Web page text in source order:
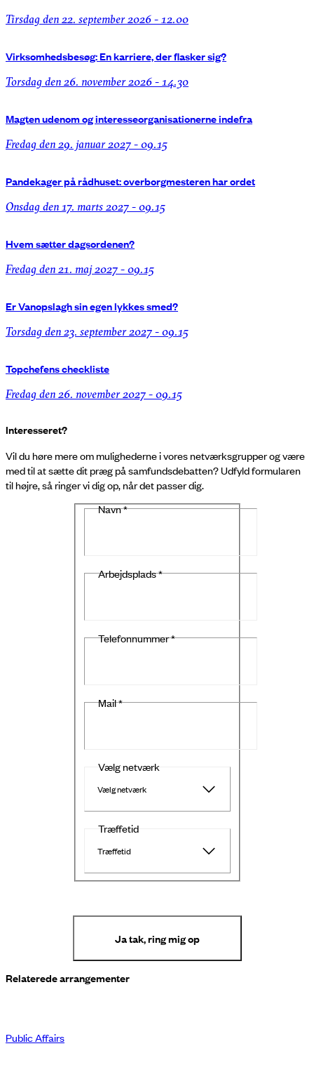
tirsdag den 22. september 2026 - 12.00
Virksomhedsbesøg: En karriere, der flasker sig?
torsdag den 26. november 2026 - 14.30
Magten udenom og interesseorganisationerne indefra
fredag den 29. januar 2027 - 09.15
Pandekager på rådhuset: overborgmesteren har ordet
onsdag den 17. marts 2027 - 09.15
Hvem sætter dagsordenen?
fredag den 21. maj 2027 - 09.15
Er Vanopslagh sin egen lykkes smed?
torsdag den 23. september 2027 - 09.15
Topchefens checkliste
fredag den 26. november 2027 - 09.15
Interesseret?
Vil du høre mere om mulighederne i vores netværksgrupper og være
med til at sætte dit præg på samfundsdebatten? Udfyld formularen
til højre, så ringer vi dig op, når det passer dig.
Navn*
Arbejdsplads*
Telefonnummer*
Mail*
Vælg netværk
Vælg netværk
Træffetid
Træffetid
Ja tak, ring mig op
Relaterede arrangementer
Public Affairs